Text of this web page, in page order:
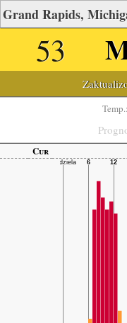
53
Temp.:
Cur